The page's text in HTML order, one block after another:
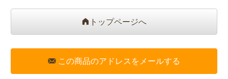
トップページへ
この商品のアドレスをメールする